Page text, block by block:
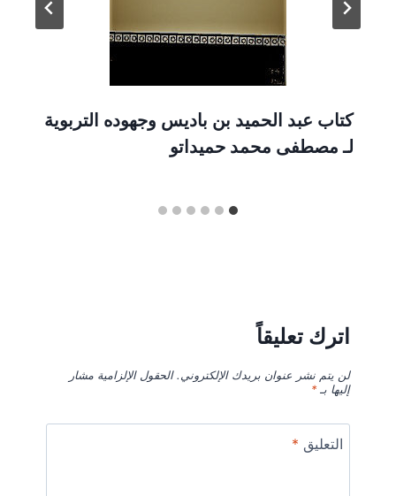
كتاب عبد الحميد بن باديس وجهوده التربوية
لـ مصطفى محمد حميداتو
اترك تعليقاً
لن يتم نشر عنوان بريدك الإلكتروني. الحقول الإلزامية مشار
إليها بـ*
التعليق *